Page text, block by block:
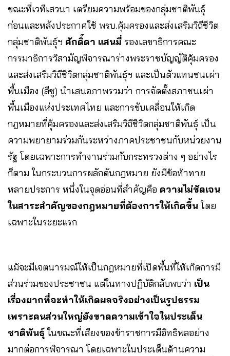
ขณะที่เวทีเสวนา เตรียมความพร้อมของกลุ่มชาติพันธุ์
ก่อนและหลังประกาศใช้ พรบ.คุ้มครองและส่งเสริมวิถีชีวิต
กลุ่มชาติพันธุ์ฯ ศักดิ์ดา แสนมี่ รองเลขาธิการคณะ
กรรมาธิการวิสามัญพิจารณาร่างพระราชบัญญัติคุ้มครอง
และส่งเสริมวิถีชีวิตกลุ่มชาติพันธุ์ฯ และเป็นตัวแทนชนเผ่า
พื้นเมือง (ลีซู) นำเสนอภาพรวมว่า การจัดตั้งสภาชนเผ่า
พื้นเมืองแห่งประเทศไทย และการขับเคลื่อนให้เกิด
กฎหมายที่คุ้มครองและส่งเสริมวิถีชีวิตกลุ่มชาติพันธุ์ เป็น
ความพยายามร่วมกันระหว่างภาคประชาชนกับหน่วยงาน
รัฐ โดยเฉพาะการทำงานร่วมกับกระทรวงต่าง ๆ อย่างไร
ก็ตาม ในกระบวนการผลักดันกฎหมาย ยังมีข้อท้าทาย
หลายประการ หนึ่งในจุดอ่อนที่สำคัญคือ ความไม่ชัดเจน
ในสาระสำคัญของกฎหมายที่ต้องการให้เกิดขึ้นโดย
เฉพาะในระยะแรก
แม้จะมีเจตนารมณ์ให้เป็นกฎหมายที่เปิดพื้นที่ให้เกิดการมี
ส่วนร่วมของประชาชน แต่ในทางปฏิบัติกลับพบว่า เป็น
เรื่องยากที่จะทำให้เกิดผลจริงอย่างเป็นรูปธรรม
เพราะคนส่วนใหญ่ยังขาดความเข้าใจในประเด็น
ชาติพันธุ์ในขณะที่เสียงของข้าราชการมีอิทธิพลอย่าง
มากต่อการพิจารณา โดยเฉพาะในประเด็นด้านความ